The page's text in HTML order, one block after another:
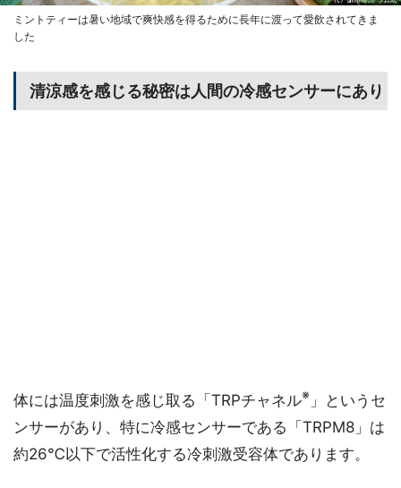
ミントティーは暑い地域で爽快感を得るために長年に渡って愛飲されてきま
した
清涼感を感じる秘密は人間の冷感センサーにあり
体には温度刺激を感じ取る「TRPチャネル※ 」というセ
ンサーがあり、特に冷感センサーである「TRPM8」は
約26℃以下で活性化する冷刺激受容体であります。